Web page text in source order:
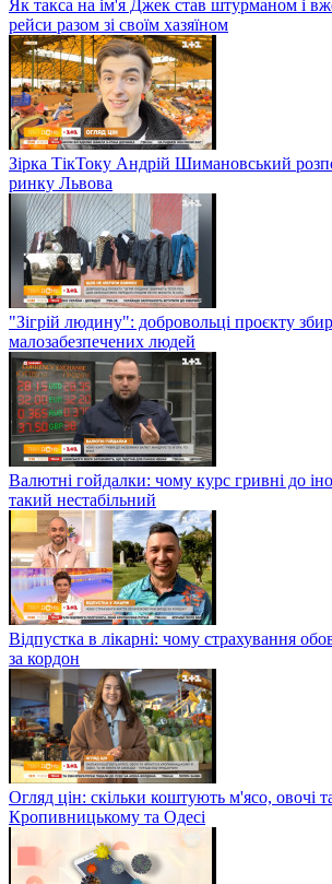
Як такса на ім'я Джек став штурманом і
рейси разом зі своїм хазяїном
Зірка ТікТоку Андрій Шимановський
ринку Львова
"Зігрій людину": добровольці проєкту
малозабезпечених людей
Валютні гойдалки: чому курс гривні до
такий нестабільний
Відпустка в лікарні: чому страхування
за кордон
Огляд цін: скільки коштують м'ясо, овочі
Кропивницькому та Одесі